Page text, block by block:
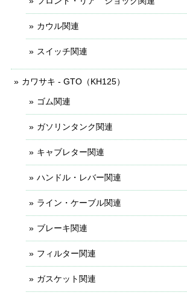
カウル関連
スイッチ関連
カワサキ - GTO（KH125）
ゴム関連
ガソリンタンク関連
キャブレター関連
ハンドル・レバー関連
ライン・ケーブル関連
ブレーキ関連
フィルター関連
ガスケット関連